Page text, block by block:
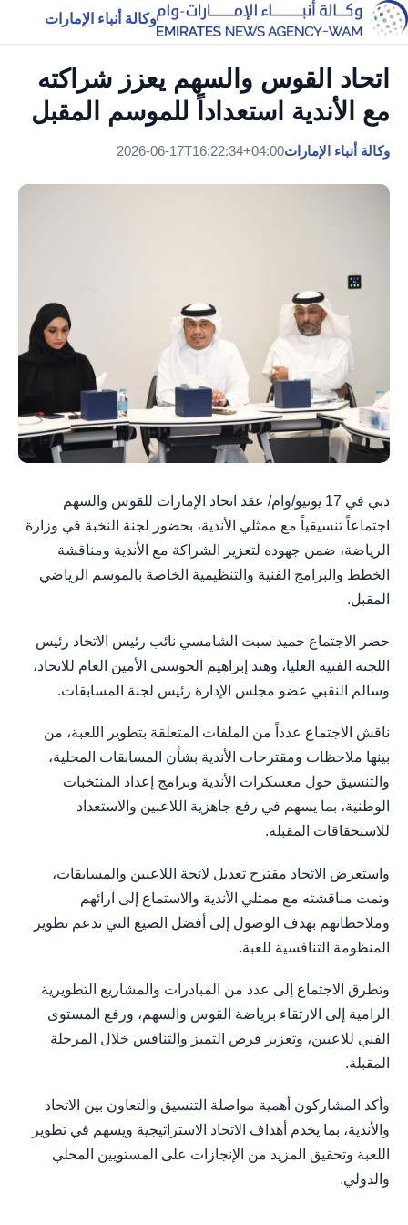
وكالة أنباء الإمارات
اتحاد القوس والسهم يعزز شراكته
مع الأندية استعداداً للموسم المقبل
وكالة أنباء الإمارات2026-06-17T16:22:34+04:00
دبي في 17 يونيو/وام/ عقد اتحاد الإمارات للقوس والسهم
اجتماعاً تنسيقياً مع ممثلي الأندية، بحضور لجنة النخبة في وزارة
الرياضة، ضمن جهوده لتعزيز الشراكة مع الأندية ومناقشة
الخطط والبرامج الفنية والتنظيمية الخاصة بالموسم الرياضي
المقبل.
حضر الاجتماع حميد سبت الشامسي نائب رئيس الاتحاد رئيس
اللجنة الفنية العليا، وهند إبراهيم الحوسني الأمين العام للاتحاد،
وسالم النقبي عضو مجلس الإدارة رئيس لجنة المسابقات.
ناقش الاجتماع عدداً من الملفات المتعلقة بتطوير اللعبة، من
بينها ملاحظات ومقترحات الأندية بشأن المسابقات المحلية،
والتنسيق حول معسكرات الأندية وبرامج إعداد المنتخبات
الوطنية، بما يسهم في رفع جاهزية اللاعبين والاستعداد
للاستحقاقات المقبلة.
واستعرض الاتحاد مقترح تعديل لائحة اللاعبين والمسابقات،
وتمت مناقشته مع ممثلي الأندية والاستماع إلى آرائهم
وملاحظاتهم بهدف الوصول إلى أفضل الصيغ التي تدعم تطوير
المنظومة التنافسية للعبة.
وتطرق الاجتماع إلى عدد من المبادرات والمشاريع التطويرية
الرامية إلى الارتقاء برياضة القوس والسهم، ورفع المستوى
الفني للاعبين، وتعزيز فرص التميز والتنافس خلال المرحلة
المقبلة.
وأكد المشاركون أهمية مواصلة التنسيق والتعاون بين الاتحاد
والأندية، بما يخدم أهداف الاتحاد الاستراتيجية ويسهم في تطوير
اللعبة وتحقيق المزيد من الإنجازات على المستويين المحلي
والدولي.